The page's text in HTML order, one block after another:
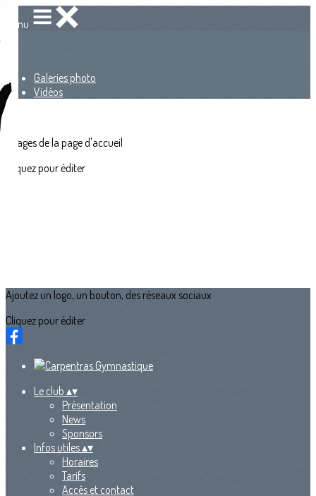
Menu
Galeries photo
Vidéos
Images de la page d'accueil
Cliquez pour éditer
Ajoutez un logo, un bouton, des réseaux sociaux
Cliquez pour éditer
Le club ▴▾
Présentation
News
Sponsors
Infos utiles▴▾
Horaires
Tarifs
Accès et contact